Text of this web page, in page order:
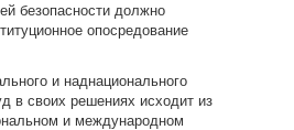
безопасности должно
опосредование
и наднационального
в своих решениях исходит из
и международном